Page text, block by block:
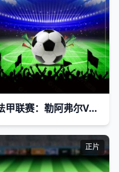
法甲联赛：勒阿弗尔VS里昂20260316
正片